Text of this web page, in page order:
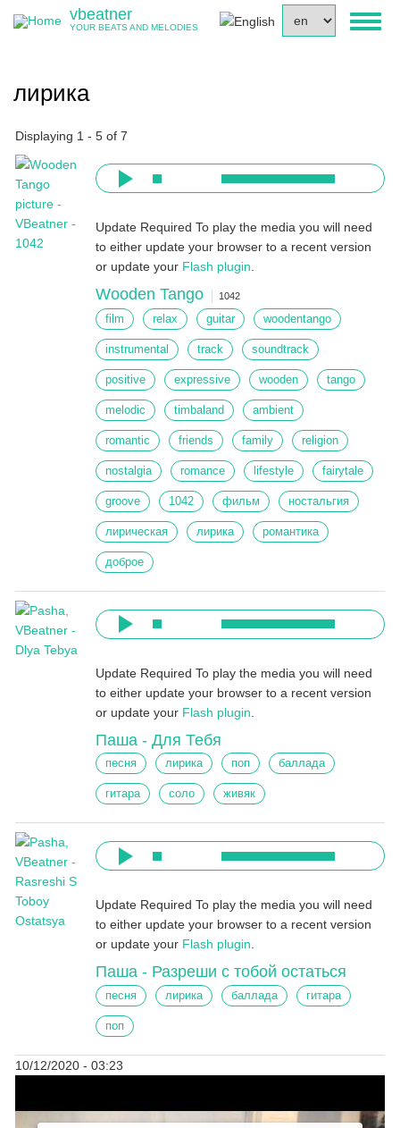
your
vbeatner
YOUR BEATS AND MELODIES
лирика
Displaying 1 - 5 of 7
Update Required To play the media you will need
to either update your browser to a recent version
or update your Flash plugin
Wooden Tango 1042
film relax guitar woodentango
instrumental track soundtrack
positive expressive wooden tango
melodic timbaland ambient
romantic friends family religion
nostalgia romance lifestyle fairytale
groove 1042 фильм ностальгия
лирическая лирика романтика
доброе
Update Required To play the media you will need
to either update your browser to a recent version
or update your Flash plugin
Паша - Для Тебя
песня лирика поп баллада
гитара соло живяк
Update Required To play the media you will need
to either update your browser to a recent version
or update your Flash plugin
Паша - Разреши с тобой остаться
песня лирика баллада гитара
поп
10/12/2020 - 03:23